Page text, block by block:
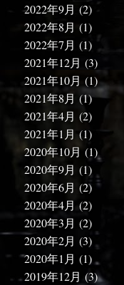
2022年9月 (2)
2022年8月 (1)
2022年7月 (1)
2021年12月 (3)
2021年10月 (1)
2021年8月 (1)
2021年4月 (2)
2021年1月 (1)
2020年10月(1)
2020年9月 (1)
2020年6月 (2)
2020年4月 (2)
2020年3月 (2)
2020年2月 (3)
2020年1月 (1)
2019年12月 (3)